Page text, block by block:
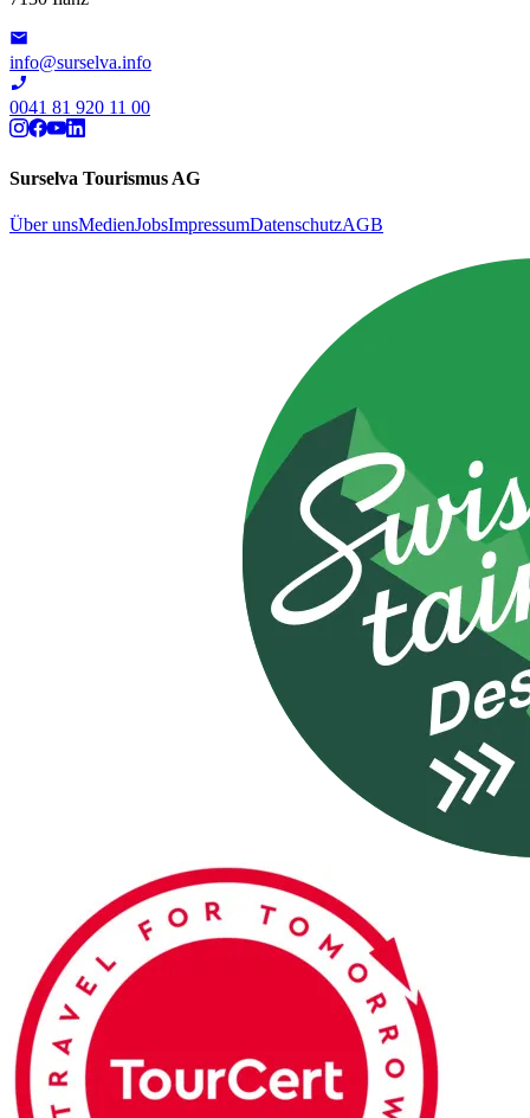
info@surselva.info
0041 81 920 11 00
Surselva Tourismus AG
Über unsMedienJobsImpressumDatenschutzAGB